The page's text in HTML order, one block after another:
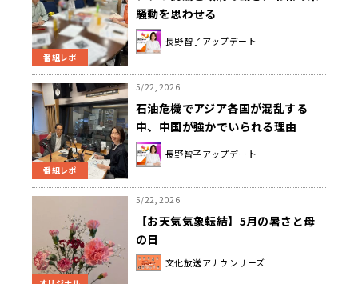
番組レポ
騒動を思わせる
長野智子アップデート
番組レポ
5/22, 2026
石油危機でアジア各国が混乱する
中、中国が強かでいられる理由
長野智子アップデート
5/22, 2026
【お天気気象転結】5月の暑さと母
の日
文化放送アナウンサーズ